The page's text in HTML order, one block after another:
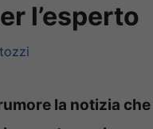
l’esperto
la notizia